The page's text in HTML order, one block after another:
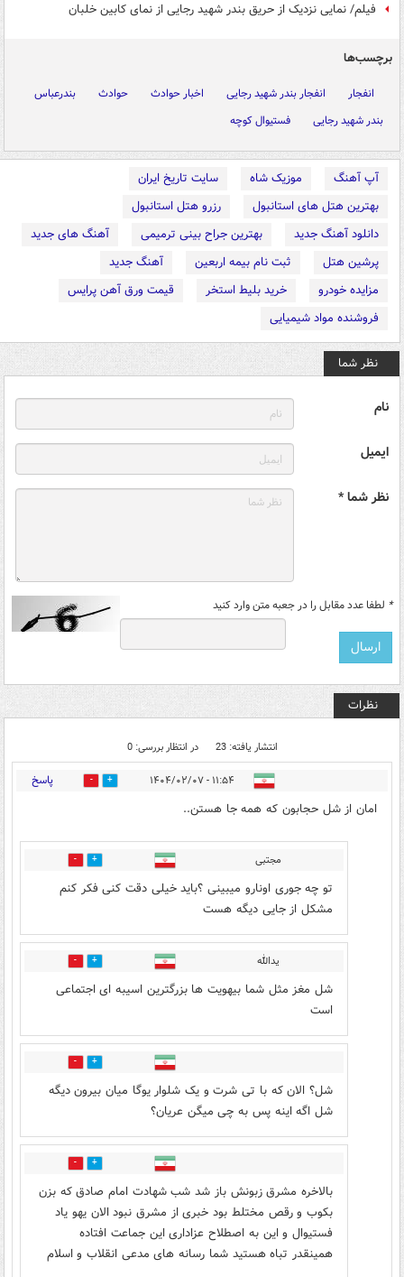
فیلم/ نمایی نزدیک از حریق بندر شهید رجایی از نمای کابین خلبان
برچسب‌ها
انفجار انفجار بندر شهید رجایی اخبار حوادث حوادث
بندرعباس
بندر شهید رجایی
فستیوال کوچه
آپ آهنگ موزیک شاه
سایت تاریخ ایران
بهترین هتل های استانبول
رزرو هتل استانبول
دانلود آهنگ جدید
بهترین جراح بینی ترمیمی
آهنگ های جدید
پرشین هتل
ثبت نام بیمه اربعین
آهنگ جدید
مزایده خودرو
خرید بلیط استخر
قیمت ورق آهن پرایس
فروشنده مواد شیمیایی
نظر شما
نام
ایمیل
نظر شما *
* لطفا عدد مقابل را در جعبه متن وارد کنید
نظرات
انتشار یافته: 23 در انتظار بررسی: 0
۱۱:۵۴ - ۱۴۰۴/۰۲/۰۷ 103 پاسخ
امان از شل حجابون که همه جا هستن..
مجتبی 16
تو چه جوری اونارو میبینی ؟باید خیلی دقت کنی فکر کنم
مشکل از جایی دیگه هست
یدالله 6
شل مغز مثل شما بیهویت ها بزرگترین اسیبه ای اجتماعی
است
7
شل؟ الان که با تی شرت و یک شلوار یوگا میان بیرون دیگه
شل اگه اینه پس به چی میگن عریان؟
15
بالاخره مشرق زبونش باز شد شب شهادت امام صادق که بزن
بکوب و رقص مختلط بود خبری از مشرق نبود الان یهو یاد
فستیوال و این به اصطلاح عزاداری این جماعت افتاده
همینقدر تباه هستید شما رسانه های مدعی انقلاب و اسلام